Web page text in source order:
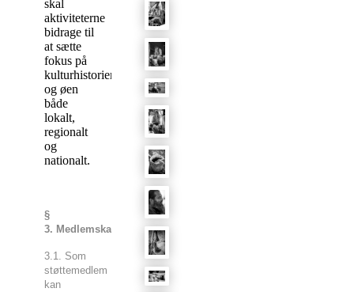
skal
aktiviteterne
bidrage til
at sætte
fokus på
kulturhistorien
og øen
både
lokalt,
regionalt
og
nationalt.
§
3. Medlemskab
3.1. Som
støttemedlem
kan